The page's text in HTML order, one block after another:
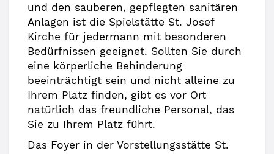
und den sauberen, gepflegten sanitären
Anlagen ist die Spielstätte St. Josef
Kirche für jedermann mit besonderen
Bedürfnissen geeignet. Sollten Sie durch
eine körperliche Behinderung
beeinträchtigt sein und nicht alleine zu
Ihrem Platz finden, gibt es vor Ort
natürlich das freundliche Personal, das
Sie zu Ihrem Platz führt.
Das Foyer in der Vorstellungsstätte St.